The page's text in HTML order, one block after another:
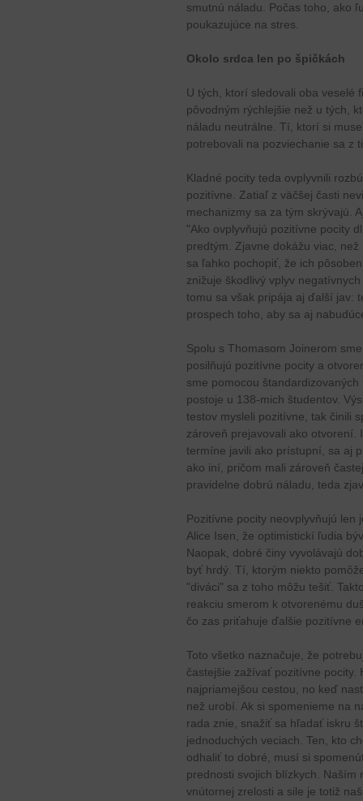
smutnú náladu. Počas toho, ako
poukazujúce na stres.
Okolo srdca len po špičkách
U tých, ktorí sledovali oba veselé
pôvodným rýchlejšie než u tých,
náladu neutrálne. Tí, ktorí si
potrebovali na pozviechanie sa z
Kladné pocity teda ovplyvnili
pozitívne. Zatiaľ z väčšej časti
mechanizmy sa za tým skrývajú.
"Ako ovplyvňujú pozitívne pocity
predtým. Zjavne dokážu viac,
sa ľahko pochopiť, že ich
znižuje škodlivý vplyv
tomu sa však pripája aj ďalší jav:
prospech toho, aby sa aj
Spolu s Thomasom Joinerom
posilňujú pozitívne pocity a
sme pomocou
postoje u 138-mich študentov.
testov mysleli pozitívne, tak činili
zároveň prejavovali ako
termíne javili ako prístupní, sa aj
ako iní, pričom mali zároveň
pravidelne dobrú náladu, teda
Pozitívne pocity neovplyvňujú len
Alice Isen, že optimistickí ľudia
Naopak, dobré činy vyvolávajú
byť hrdý. Tí, ktorým niekto
"diváci" sa z toho môžu tešiť.
reakciu smerom k otvorenému
čo zas priťahuje ďalšie pozitívne
Toto všetko naznačuje, že
častejšie zažívať pozitívne
najpriamejšou cestou, no keď
než urobí. Ak si spomenieme na
rada znie, snažiť sa hľadať iskru
jednoduchých veciach. Ten, kto
odhaliť to dobré, musí si
prednosti svojich blízkych.
vnútornej zrelosti a sile je totiž